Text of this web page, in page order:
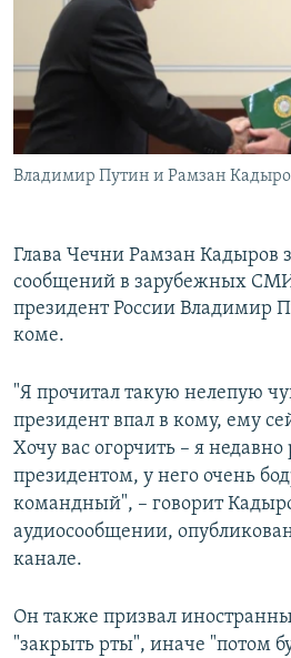
ПОДПИШИТЕСЬ НА РАССЫЛКУ
СОЦИАЛЬНЫЕ СЕТИ
Владимир Путин и Рамзан
Глава Чечни Рамзан Кадыров
сообщений в зарубежных
президент России Владимир
коме.
"Я прочитал такую нелепую
президент впал в кому, ему
Хочу вас огорчить – я недавно
президентом, у него очень
командный", – говорит
аудиосообщении,
канале.
Он также призвал
"закрыть рты", иначе "потом